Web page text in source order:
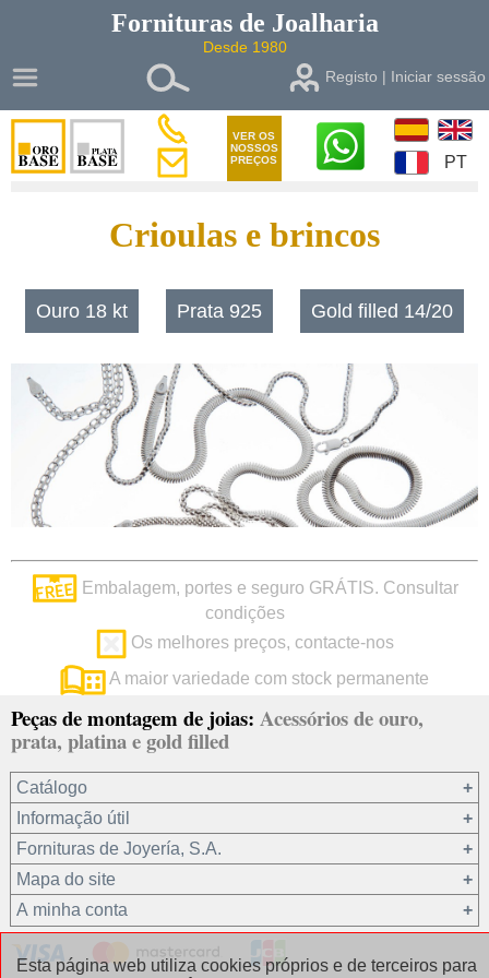
Fornituras de Joalharia
Desde 1980
Registo | Iniciar sessão
VER OS
NOSSOS
PREÇOS
PT
Crioulas e brincos
Ouro 18 kt Prata 925 Gold filled 14/20
Embalagem, portes e seguro GRÁTIS. Consultar
condições
Os melhores preços, contacte-nos
A maior variedade com stock permanente
Peças de montagem de joias: Acessórios de ouro,
prata, platina e gold filled
Catálogo
Ouro 18 kt
Ouro 9 kt
Platina 22.8 kt
Prata 925
Informação útil
Fornituras de Joyería, S.A.
Quem somos?
condições de venda
Mapa do site
A minha conta
Esta página web utiliza cookies próprios e de terceiros para